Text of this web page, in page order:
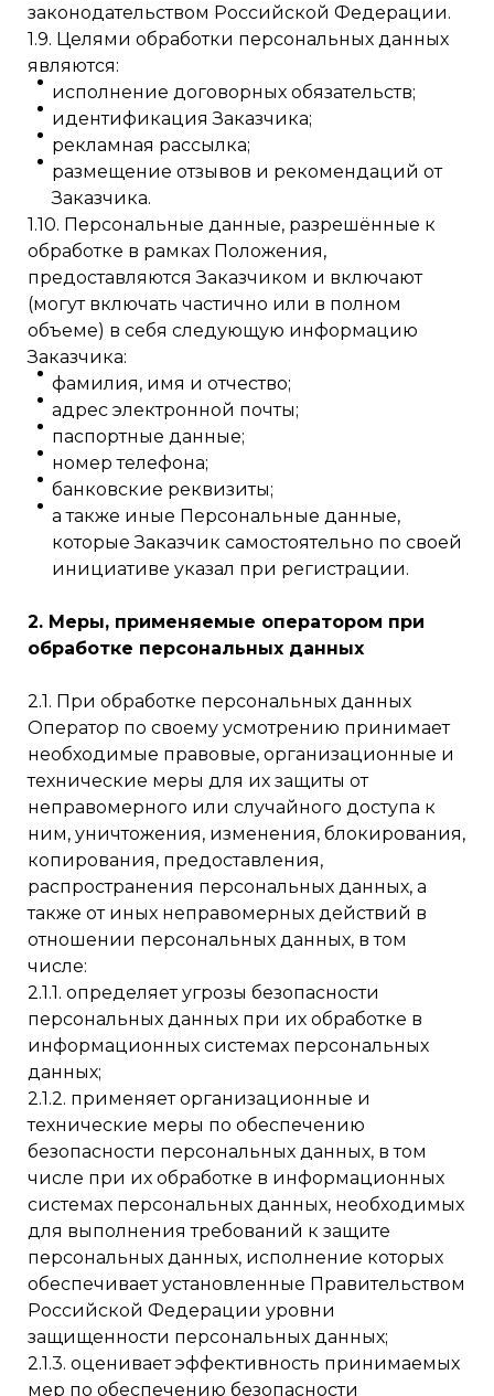
законодательством Российской Федерации.
1.9. Целями обработки персональных данных
являются:
исполнение договорных обязательств;
идентификация Заказчика;
рекламная рассылка;
размещение отзывов и рекомендаций от
Заказчика.
1.10. Персональные данные, разрешённые к
обработке в рамках Положения,
предоставляются Заказчиком и включают
(могут включать частично или в полном
объеме) в себя следующую информацию
Заказчика:
фамилия, имя и отчество;
адрес электронной почты;
паспортные данные;
номер телефона;
банковские реквизиты;
а также иные Персональные данные,
которые Заказчик самостоятельно по своей
инициативе указал при регистрации.
2. Меры, применяемые оператором при
обработке персональных данных
2.1. При обработке персональных данных
Оператор по своему усмотрению принимает
необходимые правовые, организационные и
технические меры для их защиты от
неправомерного или случайного доступа к
ним, уничтожения, изменения, блокирования,
копирования, предоставления,
распространения персональных данных, а
также от иных неправомерных действий в
отношении персональных данных, в том
числе:
2.1.1. определяет угрозы безопасности
персональных данных при их обработке в
информационных системах персональных
данных;
2.1.2. применяет организационные и
технические меры по обеспечению
безопасности персональных данных, в том
числе при их обработке в информационных
системах персональных данных, необходимых
для выполнения требований к защите
персональных данных, исполнение которых
обеспечивает установленные Правительством
Российской Федерации уровни
защищенности персональных данных;
2.1.3. оценивает эффективность принимаемых
мер по обеспечению безопасности